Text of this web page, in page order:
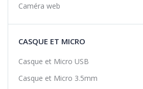
Caméra web
CASQUE ET MICRO
Casque et Micro USB
Casque et Micro 3.5mm